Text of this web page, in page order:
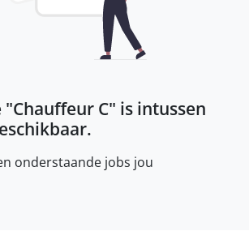
"Chauffeur C" is intussen
onderstaande jobs jou